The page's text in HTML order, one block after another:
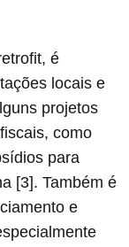
é
locais e
projetos
como
para
[3]. Também é
e